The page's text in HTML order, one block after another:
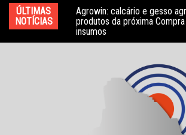
para
conteúdo
ÚLTIMAS
NOTÍCIAS
do Conselho
Agrowin: calcário e gesso
produtos da próxima
insumos